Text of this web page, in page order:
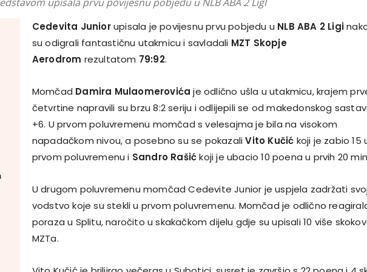
Cedevita Juniorupisala je povijesnu prvu pobjedu u NLB ABA 2 Ligi
su odigrali fantastičnu utakmicu i savladali MZT Skopje
Aerodrom rezultatom 79:92.
Momčad Damira Mulaomerovića je odlično ušla u utakmicu, krajem
četvrtine napravili su brzu 8:2 seriju i odlijepili se od makedonskog
+6. U prvom poluvremenu momčad s velesajma je bila na visokom
napadačkom nivou, a posebno su se pokazaliVito Kučić koji je zabio 15
prvom poluvremenu i Sandro Rašićkoji je ubacio 10 poena u prvih 20
U drugom poluvremenu momčad Cedevite Junior je uspjela zadržati
vodstvo koje su stekli u prvom poluvremenu. Momčad je odlično
poraza u Splitu, naročito u skakačkom dijelu gdje su upisali 10 više
MZTa.